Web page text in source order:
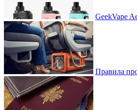
GeekVape
Правила